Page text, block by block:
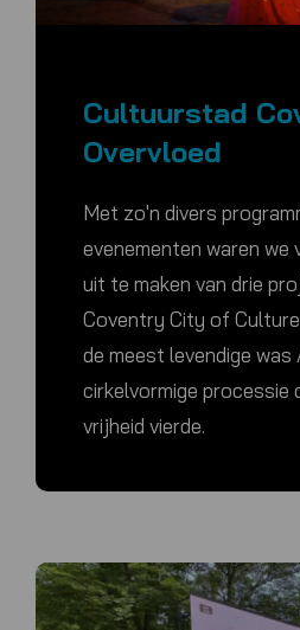
Cultuurstad
Overvloed
Met zo'n divers
evenementen waren we
uit te maken van drie
Coventry City of Culture
de meest levendige was
cirkelvormige processie
vrijheid vierde.